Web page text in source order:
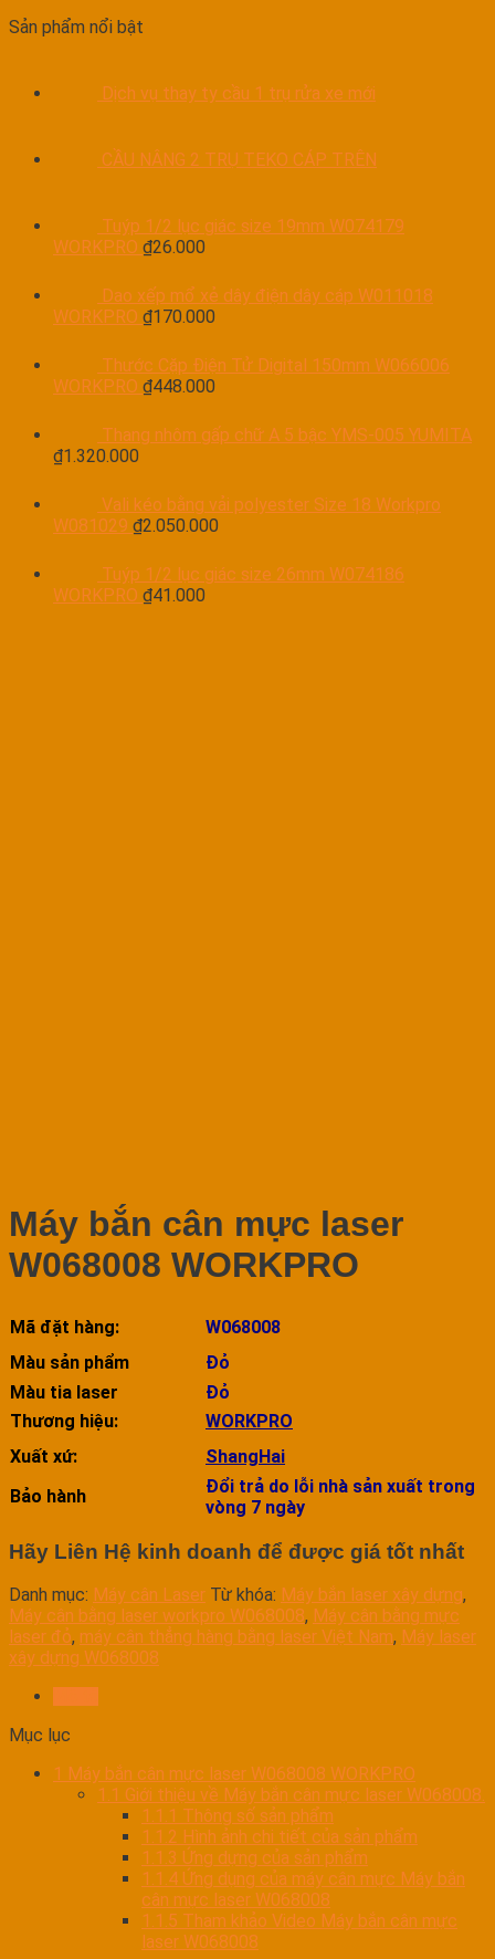
Sản phẩm nổi bật
Dịch vụ thay ty cầu 1 trụ rửa xe mới
CẦU NÂNG 2 TRỤ TEKO CÁP TRÊN
Tuýp 1/2 lục giác size 19mm W074179
WORKPRO ₫26.000
Dao xếp mổ xẻ dây điện dây cáp W011018
WORKPRO ₫170.000
Thước Cặp Điện Tử Digital 150mm W066006
WORKPRO ₫448.000
Thang nhôm gấp chữ A 5 bậc YMS-005 YUMITA
₫1.320.000
Vali kéo bằng vải polyester Size 18 Workpro
W081029 ₫2.050.000
Tuýp 1/2 lục giác size 26mm W074186
WORKPRO ₫41.000
Máy bắn cân mực laser
W068008 WORKPRO
Mã đặt hàng:
W068008
Màu sản phẩm
Đỏ
Màu tia laser
Đỏ
Thương hiệu:
WORKPRO
Xuất xứ:
ShangHai
Bảo hành
Đổi trả do lỗi nhà sản xuất trong
vòng 7 ngày
Hãy Liên Hệ kinh doanh để được giá tốt nhất
Danh mục: Máy cân Laser Từ khóa: Máy bắn laser xây dựng,
Máy cân bằng laser workpro W068008, Máy cân bằng mực
laser đỏ, máy cân thẳng hàng bằng laser Việt Nam, Máy laser
xây dựng W068008
Mục lục
1 Máy bắn cân mực laser W068008 WORKPRO
1.1 Giới thiệu về Máy bắn cân mực laser W068008.
1.1.1 Thông số sản phẩm
1.1.2 Hình ảnh chi tiết của sản phẩm
1.1.3 Ứng dựng của sản phẩm
1.1.4 Ứng dụng của máy cân mực Máy bắn
cân mực laser W068008
1.1.5 Tham khảo Video Máy bắn cân mực
laser W068008